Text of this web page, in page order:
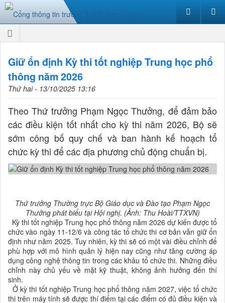
Giữ ổn định Kỳ thi tốt nghiệp Trung học phổ
thông năm 2026
Thứ hai - 13/10/2025 13:16
Theo Thứ trưởng Phạm Ngọc Thưởng, để đảm bảo
các điều kiện tốt nhất cho kỳ thi năm 2026, Bộ sẽ
sớm công bố quy chế và ban hành kế hoạch tổ
chức kỳ thi để các địa phương chủ động chuẩn bị.
Thứ trưởng Thường trực Bộ Giáo dục và Đào tạo Phạm Ngọc
Thưởng phát biểu tại Hội nghị. (Ảnh: Thu Hoài/TTXVN)
Kỳ thi tốt nghiệp Trung học phổ thông năm 2026 dự kiến được tổ
chức vào ngày 11-12/6 và công tác tổ chức thi cơ bản vẫn giữ ổn
định như năm 2025. Tuy nhiên, kỳ thi sẽ có một vài điều chỉnh để
phù hợp với mô hình quản lý hiện nay cũng như tăng cường áp
dụng công nghệ thông tin trong các khâu tổ chức thi. Những điều
chỉnh này chủ yếu về mặt kỹ thuật, không ảnh hưởng đến thí
sinh.
Ở kỳ thi tốt nghiệp Trung học phổ thông năm 2027, việc tổ chức
thi trên máy tính sẽ được thí điểm tại các điểm có đủ điều kiện và